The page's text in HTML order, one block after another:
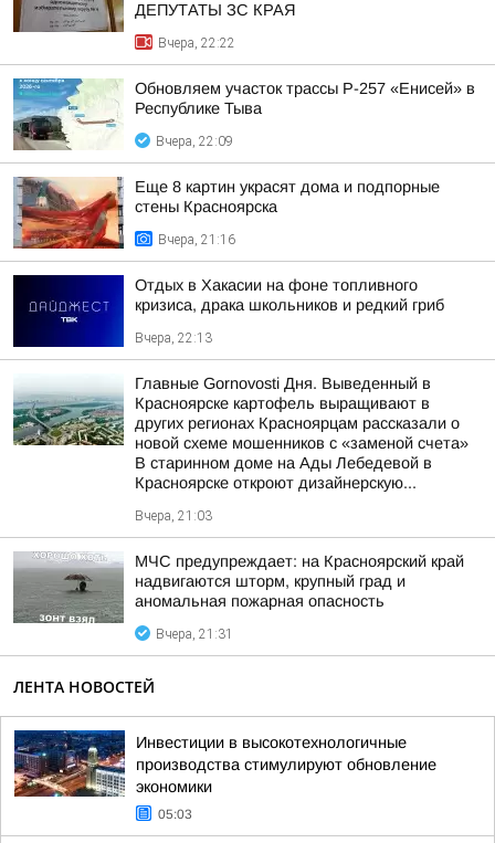
ДЕПУТАТЫ ЗС КРАЯ
Вчера, 22:22
Обновляем участок трассы Р-257 «Енисей» в
Республике Тыва
Вчера, 22:09
Еще 8 картин украсят дома и подпорные
стены Красноярска
Вчера, 21:16
Отдых в Хакасии на фоне топливного
кризиса, драка школьников и редкий гриб
Вчера, 22:13
Главные Gornovosti Дня. Выведенный в
Красноярске картофель выращивают в
других регионах Красноярцам рассказали о
новой схеме мошенников с «заменой счета»
В старинном доме на Ады Лебедевой в
Красноярске откроют дизайнерскую...
Вчера, 21:03
МЧС предупреждает: на Красноярский край
надвигаются шторм, крупный град и
аномальная пожарная опасность
Вчера, 21:31
ЛЕНТА НОВОСТЕЙ
Инвестиции в высокотехнологичные
производства стимулируют обновление
экономики
05:03